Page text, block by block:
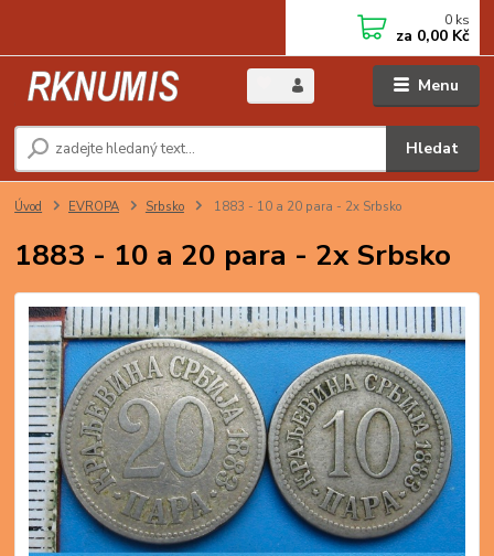
Menu
Hledat
0 ks
za 0,00 Kč
Úvod EVROPA Srbsko 1883 - 10 a 20 para - 2x Srbsko
1883 - 10 a 20 para - 2x Srbsko